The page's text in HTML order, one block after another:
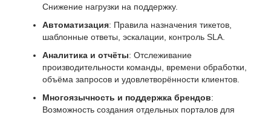
Снижение нагрузки на поддержку.
Автоматизация: Правила назначения тикетов,
шаблонные ответы, эскалации, контроль SLA.
Аналитика и отчёты: Отслеживание
производительности команды, времени обработки,
объёма запросов и удовлетворённости клиентов.
Многоязычность и поддержка брендов:
Возможность создания отдельных порталов для